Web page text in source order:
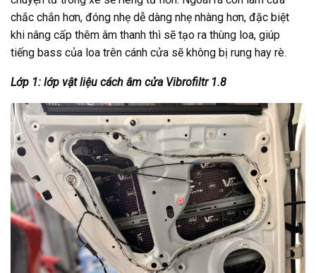
chắc chắn hơn, đóng nhẹ dễ dàng nhẹ nhàng hơn, đặc biệt
khi nâng cấp thêm âm thanh thì sẽ tạo ra thùng loa, giúp
tiếng bass của loa trên cánh cửa sẽ không bị rung hay rè.
Lớp 1: lớp vật liệu cách âm cửa Vibrofiltr 1.8